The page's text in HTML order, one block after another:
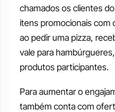
chamados os clientes
itens promocionais com
ao pedir uma pizza,
vale para
produtos participantes.
Para aumentar o
também conta com